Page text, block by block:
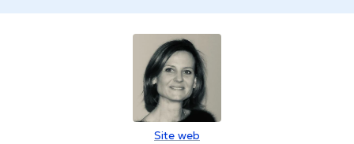
Site web